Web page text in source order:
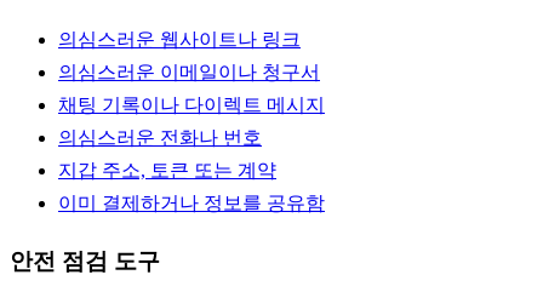
의심스러운 웹사이트나 링크
의심스러운 이메일이나 청구서
채팅 기록이나 다이렉트 메시지
의심스러운 전화나 번호
지갑 주소, 토큰 또는 계약
이미 결제하거나 정보를 공유함
안전 점검 도구